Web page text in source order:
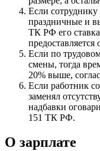
Если сотруднику
праздничные и
ТК РФ его ставка
Если по
смены, тогда
20% выше,
Если работник
заменял
надбавки
151 ТК РФ.
О зарплате